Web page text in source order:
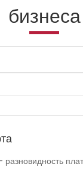
бизнеса
разновидность